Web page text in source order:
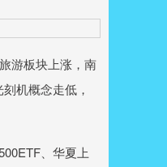
游板块上涨，南
机概念走低，
、华夏上